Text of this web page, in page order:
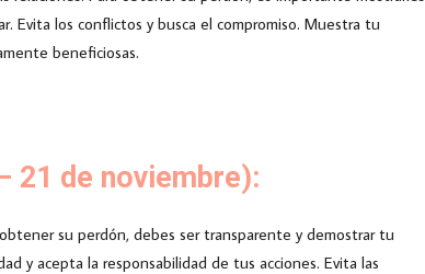
Evita los conflictos y busca el compromiso. Muestra tu
beneficiosas.
21 de noviembre):
su perdón, debes ser transparente y demostrar tu
y acepta la responsabilidad de tus acciones. Evita las